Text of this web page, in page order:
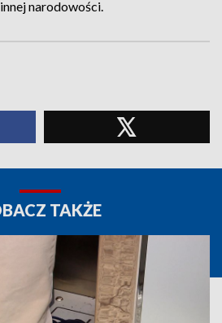
narodowości.
TAKŻE